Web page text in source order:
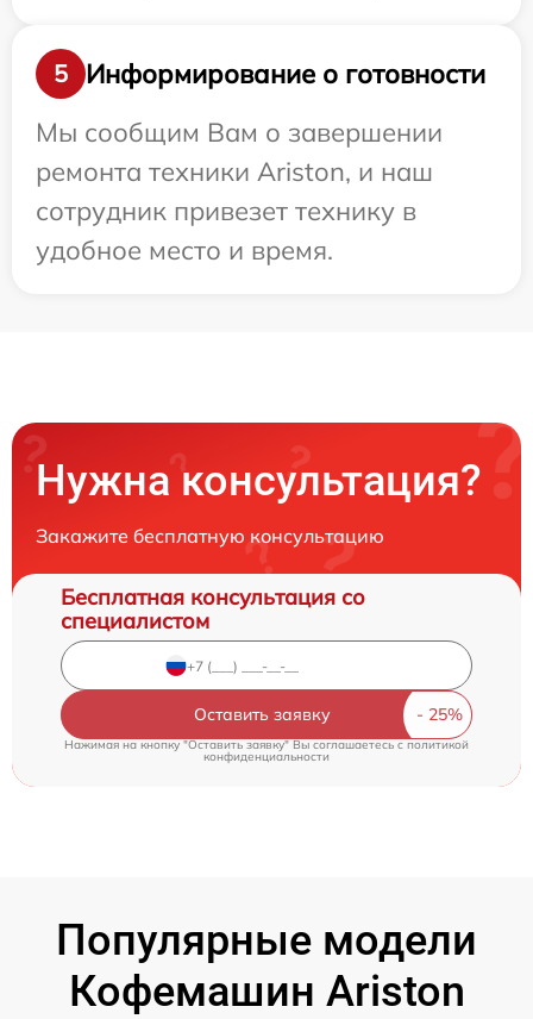
5
Информирование о готовности
Мы сообщим Вам о завершении
ремонта техники Ariston, и наш
сотрудник привезет технику в
удобное место и время.
Нужна консультация?
Закажите бесплатную консультацию
Бесплатная консультация со
специалистом
Оставить заявку
Нажимая на кнопку "Оставить заявку" Вы соглашаетесь c политикой
конфиденциальности
Популярные модели
Кофемашин Ariston